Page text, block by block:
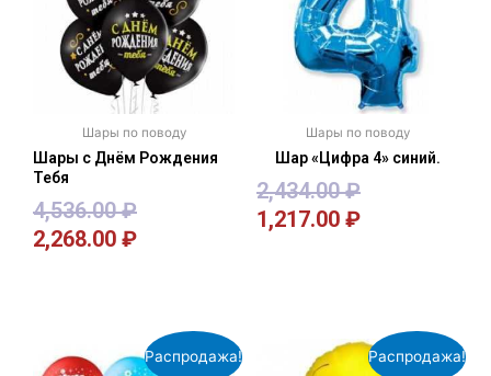
Шары по поводу
Шары с Днём Рождения
Тебя
4,536.00₽
2,268.00 ₽
Шары по поводу
Шар «Цифра 4» синий.
2,434.00₽
1,217.00 ₽
Распродажа! Распродажа!